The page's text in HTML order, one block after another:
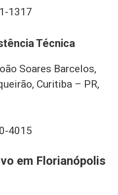
1317
Técnica
Soares Barcelos,
Curitiba – PR,
4015
em Florianópolis